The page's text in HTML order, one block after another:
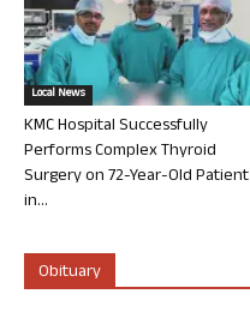
Local News
KMC Hospital Successfully
Performs Complex Thyroid
Surgery on 72-Year-Old Patient
in...
Obituary